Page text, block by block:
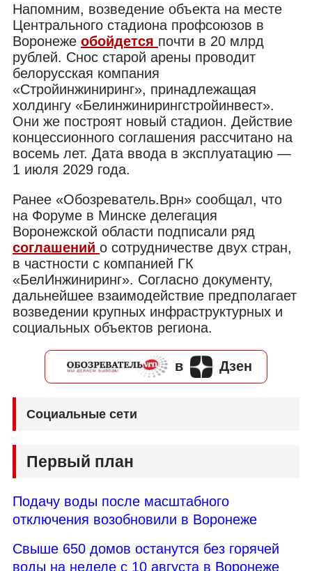
Напомним, возведение объекта на месте
Центрального стадиона профсоюзов в
Воронеже обойдется почти в 20 млрд
рублей. Снос старой арены проводит
белорусская компания
«Стройинжиниринг», принадлежащая
холдингу «Белинжинирингстройинвест».
Они же построят новый стадион. Действие
концессионного соглашения рассчитано на
восемь лет. Дата ввода в эксплуатацию —
1 июля 2029 года.
Ранее «Обозреватель.Врн» сообщал, что
на Форуме в Минске делегация
Воронежской области подписали ряд
соглашений о сотрудничестве двух стран,
в частности с компанией ГК
«БелИнжиниринг». Согласно документу,
дальнейшее взаимодействие предполагает
возведении крупных инфраструктурных и
социальных объектов региона.
в Дзен
Социальные сети
Первый план
Подачу воды после масштабного
отключения возобновили в Воронеже
Свыше 650 домов останутся без горячей
воды на неделе с 10 августа в Воронеже